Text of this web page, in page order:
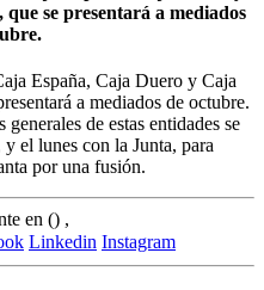
se presentará a mediados
España, Caja Duero y Caja
a mediados de octubre.
de estas entidades se
el lunes con la Junta, para
por una fusión.
en () ,
Linkedin Instagram